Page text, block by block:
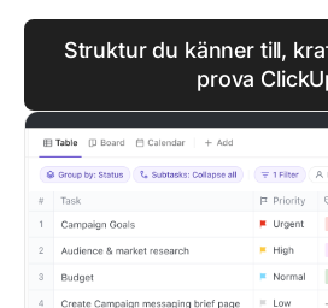
Struktur du känner till,
prova